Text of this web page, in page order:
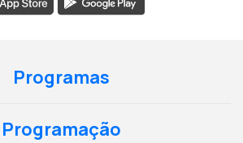
Programas
Programação